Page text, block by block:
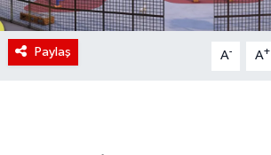
Paylaş A- A+